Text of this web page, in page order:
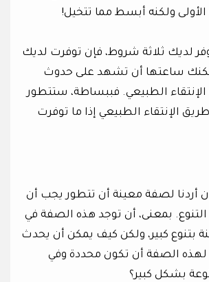
الأولى ولكنه أبسط مما تتخيل!
لديك ثلاثة شروط، فإن توفرت لديك
ساعتها أن تشهد على حدوث
الطبيعي. فببساطة، ستتطور
الإنتقاء الطبيعي إذا ما توفرت
أردنا لصفة معينة أن تتطور يجب أن
بمعنى، أن توجد هذه الصفة في
بتنوع كبير، ولكن كيف يمكن أن يحدث
الصفة أن تكون محددة وفي
بشكل كبير؟